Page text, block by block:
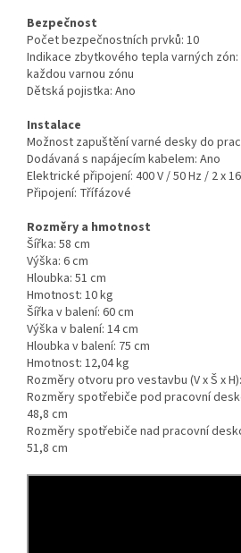
Bezpečnost
Počet bezpečnostních prvků: 10
Indikace zbytkového tepla varných zón:
každou varnou zónu
Dětská pojistka: Ano
Instalace
Možnost zapuštění varné desky do
Dodávaná s napájecím kabelem: Ano
Elektrické připojení: 400 V / 50 Hz / 2 x
Připojení: Třífázové
Rozměry a hmotnost
Šířka: 58 cm
Výška: 6 cm
Hloubka: 51 cm
Hmotnost: 10 kg
Šířka v balení: 60 cm
Výška v balení: 14 cm
Hloubka v balení: 75 cm
Hmotnost: 12,04 kg
Rozměry otvoru pro vestavbu (V x Š x H):
Rozměry spotřebiče pod pracovní
48,8 cm
Rozměry spotřebiče nad pracovní
51,8 cm